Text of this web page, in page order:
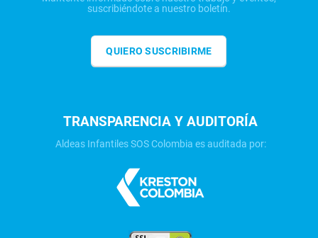
suscribiéndote a nuestro boletín.
QUIERO SUSCRIBIRME
TRANSPARENCIA Y AUDITORÍA
Aldeas Infantiles SOS Colombia es auditada por: